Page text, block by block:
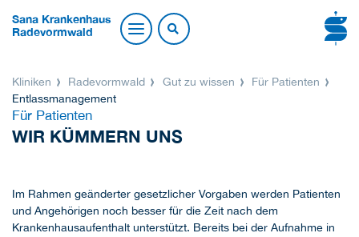
Sana Krankenhaus
Radevormwald
Kliniken Radevormwald Gut zu wissen
Für Patienten
Entlassmanagement
Für Patienten
WIR KÜMMERN UNS
Im Rahmen geänderter gesetzlicher Vorgaben werden Patienten
und Angehörigen noch besser für die Zeit nach dem
Krankenhausaufenthalt unterstützt. Bereits bei der Aufnahme in